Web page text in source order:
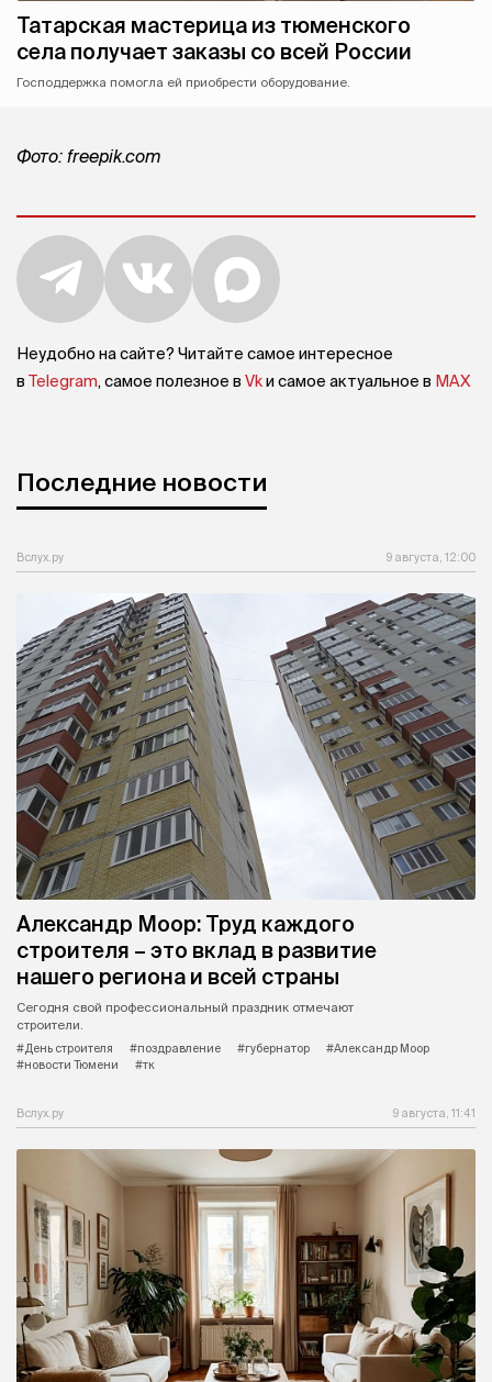
Татарская мастерица из тюменского
села получает заказы со всей России
Господдержка помогла ей приобрести оборудование.
Фото: freepik.com
Неудобно на сайте? Читайте самое интересное
в Telegram, самое полезное в Vkи самое актуальное в MAX
Последние новости
Вслух.ру 9 августа, 12:00
Александр Моор: Труд каждого
строителя – это вклад в развитие
нашего региона и всей страны
Сегодня свой профессиональный праздник отмечают
строители.
#День строителя
#поздравление #губернатор
#Александр Моор
#новости Тюмени
#тк
Вслух.ру 9 августа, 11:41